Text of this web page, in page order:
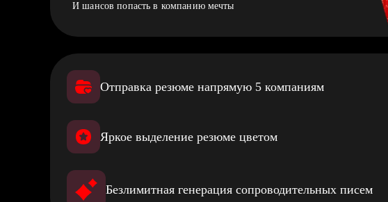
И шансов попасть в компанию мечты
Отправка резюме напрямую 5 компаниям
Яркое выделение резюме цветом
Безлимитная генерация сопроводительных писем